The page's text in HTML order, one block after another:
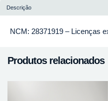
Descrição
NCM: 28371919 – Licenças
Produtos relacionados